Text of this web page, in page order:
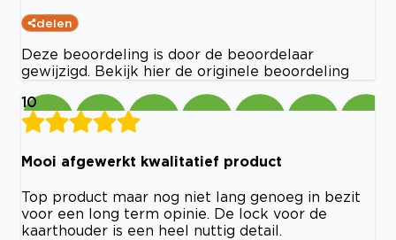
delen
Deze beoordeling is door de beoordelaar
gewijzigd. Bekijk hier de originele beoordeling
10
Mooi afgewerkt kwalitatief product
Top product maar nog niet lang genoeg in bezit
voor een long term opinie. De lock voor de
kaarthouder is een heel nuttig detail.